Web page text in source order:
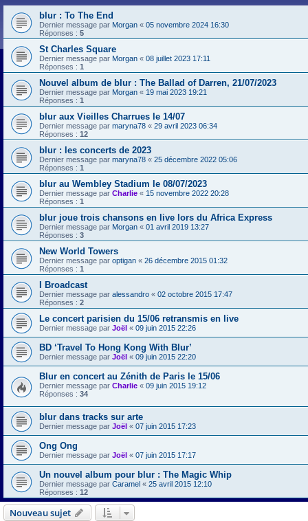
blur : To The End
Dernier message par Morgan « 05 novembre 2024 16:30
Réponses : 5
St Charles Square
Dernier message par Morgan « 08 juillet 2023 17:11
Réponses : 1
Nouvel album de blur : The Ballad of Darren, 21/07/2023
Dernier message par Morgan « 19 mai 2023 19:21
Réponses : 1
blur aux Vieilles Charrues le 14/07
Dernier message par maryna78 « 29 avril 2023 06:34
Réponses : 12
blur : les concerts de 2023
Dernier message par maryna78 « 25 décembre 2022 05:06
Réponses : 1
blur au Wembley Stadium le 08/07/2023
Dernier message par Charlie « 15 novembre 2022 20:28
Réponses : 1
blur joue trois chansons en live lors du Africa Express
Dernier message par Morgan « 01 avril 2019 13:27
Réponses : 3
New World Towers
Dernier message par optigan « 26 décembre 2015 01:32
Réponses : 1
I Broadcast
Dernier message par alessandro « 02 octobre 2015 17:47
Réponses : 2
Le concert parisien du 15/06 retransmis en live
Dernier message par Joël « 09 juin 2015 22:26
BD ‘Travel To Hong Kong With Blur’
Dernier message par Joël « 09 juin 2015 22:20
Blur en concert au Zénith de Paris le 15/06
Dernier message par Charlie « 09 juin 2015 19:12
Réponses : 34
blur dans tracks sur arte
Dernier message par Joël « 07 juin 2015 17:23
Ong Ong
Dernier message par Joël « 07 juin 2015 17:17
Un nouvel album pour blur : The Magic Whip
Dernier message par Caramel « 25 avril 2015 12:10
Réponses : 12
Nouveau sujet